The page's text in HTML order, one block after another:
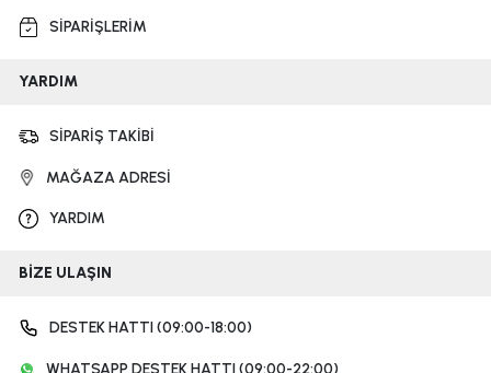
SİPARİŞLERİM
YARDIM
SİPARİŞ TAKİBİ
MAĞAZA ADRESİ
YARDIM
BİZE ULAŞIN
DESTEK HATTI (09:00-18:00)
WHATSAPP DESTEK HATTI (09:00-22:00)